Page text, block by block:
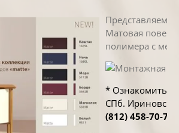
Представляем
Матовая
полимера с
*
СПб.
(812) 458-70-77